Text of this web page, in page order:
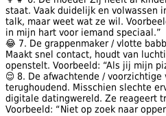
staat. Vaak duidelijk en volwassen
talk, maar weet wat ze wil.
in mijn hart voor iemand speciaal.”
😂 7. De grappenmaker / vlotte
Maakt snel contact, houdt van
openstelt. Voorbeeld: “Als jij mijn
😌 8. De afwachtende /
terughoudend. Misschien slechte
digitale datingwereld. Ze reageert
Voorbeeld: “Niet op zoek naar